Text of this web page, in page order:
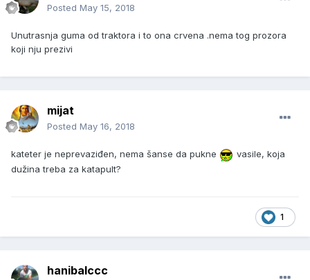
Posted May 15, 2018
Unutrasnja guma od traktora i to ona crvena .nema tog prozora
koji nju prezivi
mijat
Posted May 16, 2018
kateter je neprevaziđen, nema šanse da pukne
vasile, koja
dužina treba za katapult?
1
hanibalccc